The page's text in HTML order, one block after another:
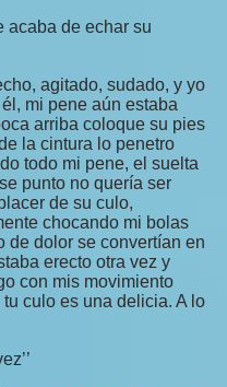
acaba de echar su
agitado, sudado, y yo
mi pene aún estaba
arriba coloque su pies
la cintura lo penetro
todo mi pene, el suelta
punto no quería ser
de su culo,
chocando mi bolas
de dolor se convertían en
erecto otra vez y
con mis movimiento
culo es una delicia. A lo